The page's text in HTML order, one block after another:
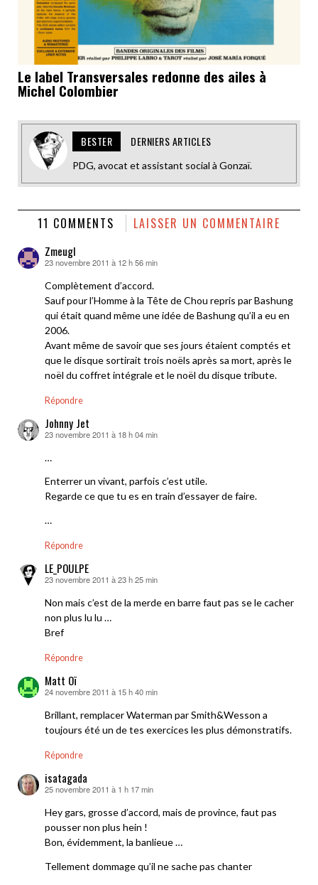
Le label Transversales redonne des ailes à
Michel Colombier
BESTER DERNIERS ARTICLES
PDG, avocat et assistant social à Gonzaï.
11 COMMENTS LAISSER UN COMMENTAIRE
Zmeugl
dit :
23 novembre 2011 à 12 h 56 min
Complètement d’accord.
Sauf pour l’Homme à la Tête de Chou repris par Bashung
qui était quand même une idée de Bashung qu’il a eu en
2006.
Avant même de savoir que ses jours étaient comptés et
que le disque sortirait trois noëls après sa mort, après le
noël du coffret intégrale et le noël du disque tribute.
Répondre
Johnny Jet
dit :
23 novembre 2011 à 18 h 04 min
…
Enterrer un vivant, parfois c’est utile.
Regarde ce que tu es en train d’essayer de faire.
…
Répondre
LE_POULPE
dit :
23 novembre 2011 à 23 h 25 min
Non mais c’est de la merde en barre faut pas se le cacher
non plus lu lu …
Bref
Répondre
Matt Oï
dit :
24 novembre 2011 à 15 h 40 min
Brillant, remplacer Waterman par Smith&Wesson a
toujours été un de tes exercices les plus démonstratifs.
Répondre
isatagada
dit :
25 novembre 2011 à 1 h 17 min
Hey gars, grosse d’accord, mais de province, faut pas
pousser non plus hein !
Bon, évidemment, la banlieue …
Tellement dommage qu’il ne sache pas chanter